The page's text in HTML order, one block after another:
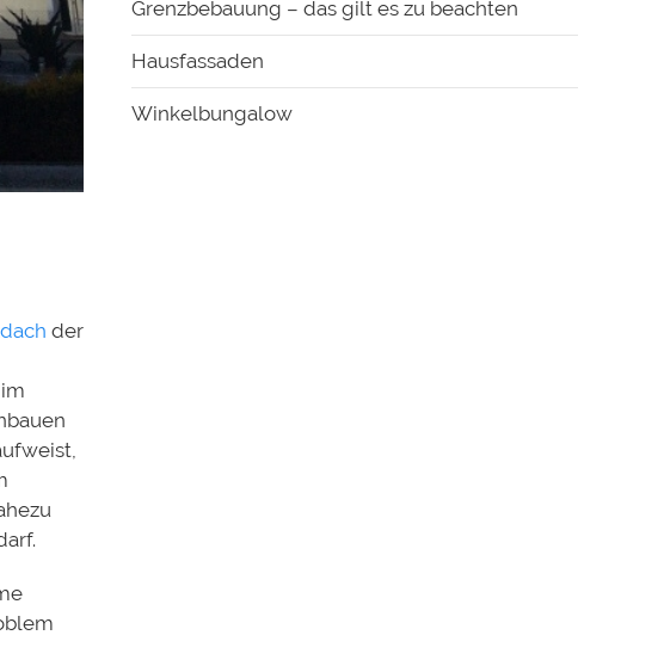
der
Grenzbebauung – das gilt es zu beachten
Hausfassaden
Winkelbungalow